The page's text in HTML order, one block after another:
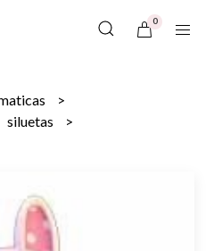
0
siluetas